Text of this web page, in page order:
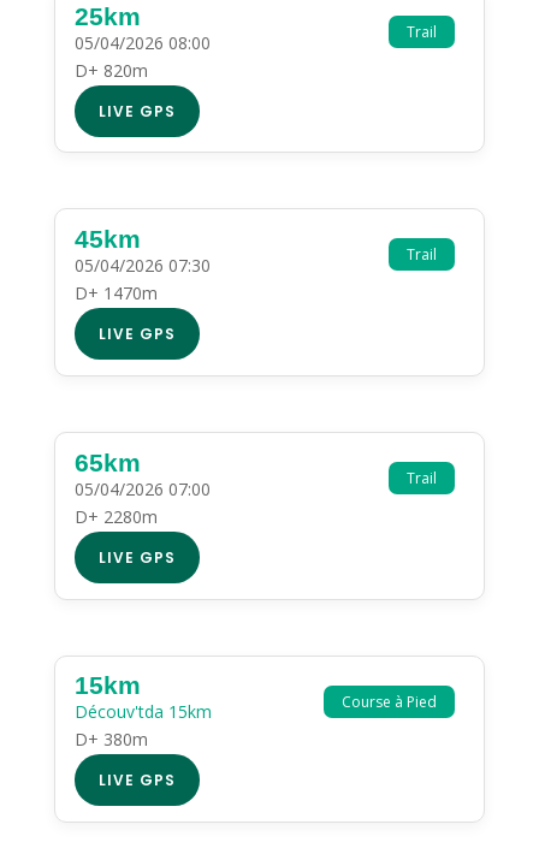
Trail
25km
05/04/2026 08:00
D+ 820m
LIVE GPS
Trail
45km
05/04/2026 07:30
D+ 1470m
LIVE GPS
Trail
65km
05/04/2026 07:00
D+ 2280m
LIVE GPS
Course à Pied
15km
Découv'tda 15km
D+ 380m
LIVE GPS